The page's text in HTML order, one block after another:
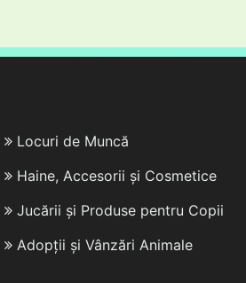
Locuri de Muncă
Haine, Accesorii și Cosmetice
Jucării și Produse pentru Copii
Adopții și Vânzări Animale